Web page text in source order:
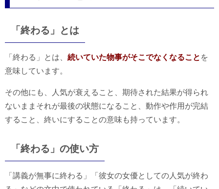
「終わる」とは
「終わる」とは、 続いていた物事がそこでなくなること を
意味しています。
その他にも、人気が衰えること、期待された結果が得られ
ないままそれが最後の状態になること、動作や作用が完結
すること、終いにすることの意味も持っています。
「終わる」の使い方
「講義が無事に終わる」「彼女の女優としての人気が終わ